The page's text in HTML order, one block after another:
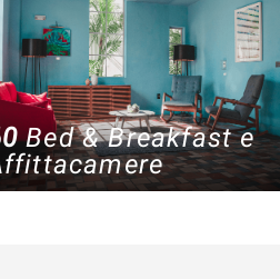
Bed & Breakfast e